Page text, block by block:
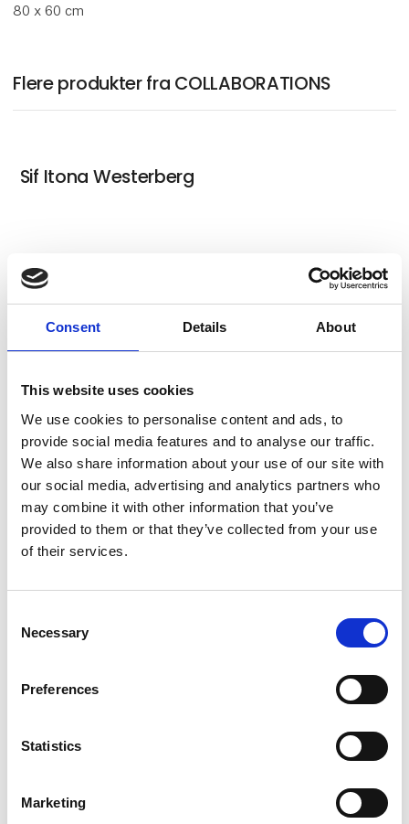
Consent Details About
This website uses cookies
We use cookies to personalise content and ads, to
provide social media features and to analyse our traffic.
We also share information about your use of our site with
our social media, advertising and analytics partners who
may combine it with other information that you’ve
provided to them or that they’ve collected from your use
of their services.
Selection
Necessary
Preferences
Statistics
Marketing
80 x 60 cm
Flere produkter fra COLLABORATIONS
Sif Itona Westerberg
Laust Højgaard
Produktet er tilføjet af:
Vi er en rådgivningsvirksomhed, der præsenterer egne
udstillinger i samarbejde med gode venner. Gennem vores